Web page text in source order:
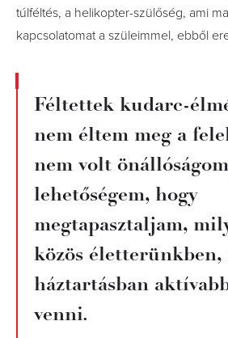
túlféltés, a helikopter-szülőség, ami
kapcsolatomat a szüleimmel, ebből
Féltettek kudarc-
nem éltem meg a
nem volt
lehetőségem, hogy
megtapasztaljam,
közös életterünkben,
háztartásban
venni.